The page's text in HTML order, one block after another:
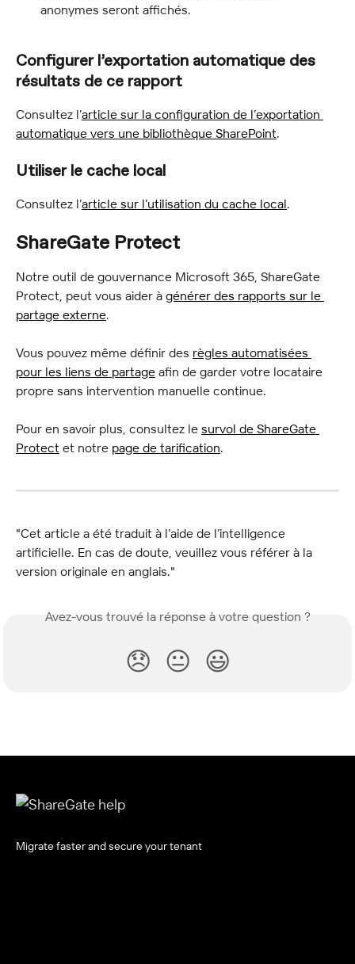
anonymes seront affichés.
Configurer l’exportation automatique des
résultats de ce rapport
Consultez l’article sur la configuration de l’exportation
automatique vers une bibliothèque SharePoint.
Utiliser le cache local
Consultez l’article sur l’utilisation du cache local.
ShareGate Protect
Notre outil de gouvernance Microsoft 365, ShareGate
Protect, peut vous aider à générer des rapports sur le
partage externe.
Vous pouvez même définir des règles automatisées
pour les liens de partage afin de garder votre locataire
propre sans intervention manuelle continue.
Pour en savoir plus, consultez le survol de ShareGate
Protect et notre page de tarification.
"Cet article a été traduit à l’aide de l’intelligence
artificielle. En cas de doute, veuillez vous référer à la
version originale en anglais."
Avez-vous trouvé la réponse à votre question ?
😞 😐 😃
Migrate faster and secure your tenant